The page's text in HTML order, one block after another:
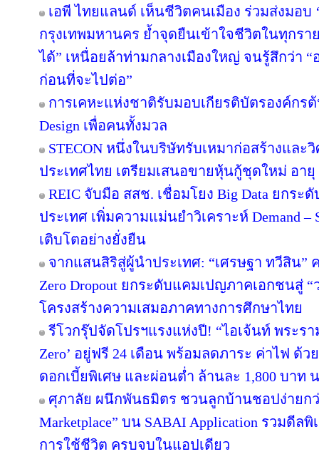
เอพี ไทยแลนด์ เห็นชีวิตคนเมือง ร่วมส่งมอบ
กรุงเทพมหานคร ย้ำจุดยืนเข้าใจชีวิตในทุกรา
ได้” เหนื่อยล้าท่ามกลางเมืองใหญ่ จนรู้สึกว่า
ก่อนที่จะไปต่อ”
การเคหะแห่งชาติรับมอบเกียรติบัตรองค์กร
Design เพื่อคนทั้งมวล
STECON หนึ่งในบริษัทรับเหมาก่อสร้างแล
ประเทศไทย เตรียมเสนอขายหุ้นกู้ชุดใหม่ อา
REIC จับมือ สสช. เชื่อมโยง Big Data ยกร
ประเทศ เพิ่มความแม่นยำวิเคราะห์ Demand
เติบโตอย่างยั่งยืน
จากแสนสิริสู่ผู้นำประเทศ: “เศรษฐา ทวีสิน”
Zero Dropout ยกระดับแคมเปญภาคเอกชนสู่
โครงสร้างความเสมอภาคทางการศึกษาไทย
รีโวกรุ๊ปจัดโปรฯแรงแห่งปี! “ไอเจ้นท์ พระรา
Zero’ อยู่ฟรี 24 เดือน พร้อมลดภาระ ค่าไฟ ด้
ดอกเบี้ยพิเศษ และผ่อนต่ำ ล้านละ 1,800 บาท
ศุภาลัย ผนึกพันธมิตร ชวนลูกบ้านชอปง่ายกว่
Marketplace” บน SABAI Application รวมดีล
การใช้ชีวิต ครบจบในแอปเดียว